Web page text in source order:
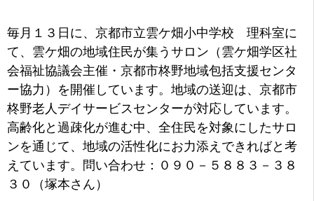
毎月１３日に、京都市立雲ケ畑小中学校 理科室に
て、雲ケ畑の地域住民が集うサロン（雲ケ畑学区社
会福祉協議会主催・京都市柊野地域包括支援センタ
ー協力）を開催しています。地域の送迎は、京都市
柊野老人デイサービスセンターが対応しています。
高齢化と過疎化が進む中、全住民を対象にしたサロ
ンを通じて、地域の活性化にお力添えできればと考
えています。問い合わせ：０９０－５８８３－３８
３０（塚本さん）